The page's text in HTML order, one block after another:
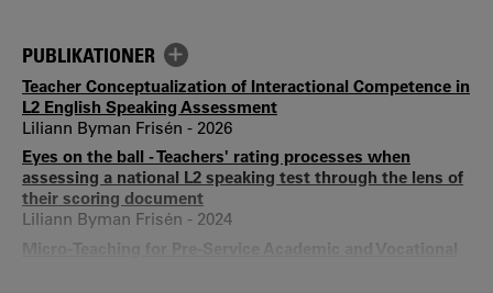
PUBLIKATIONER
Teacher Conceptualization of Interactional Competence in
L2 English Speaking Assessment
Liliann Byman Frisén - 2026
Eyes on the ball - Teachers' rating processes when
assessing a national L2 speaking test through the lens of
their scoring document
Liliann Byman Frisén - 2024